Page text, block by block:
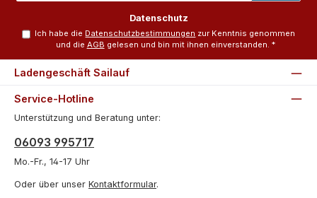
Datenschutz
Ich habe die Datenschutzbestimmungen zur Kenntnis genommen
und die AGB gelesen und bin mit ihnen einverstanden. *
Service-Hotline
Unterstützung und Beratung unter:
06093 995717
Mo.-Fr., 14-17 Uhr
Oder über unser Kontaktformular.
Ladengeschäft Sailauf